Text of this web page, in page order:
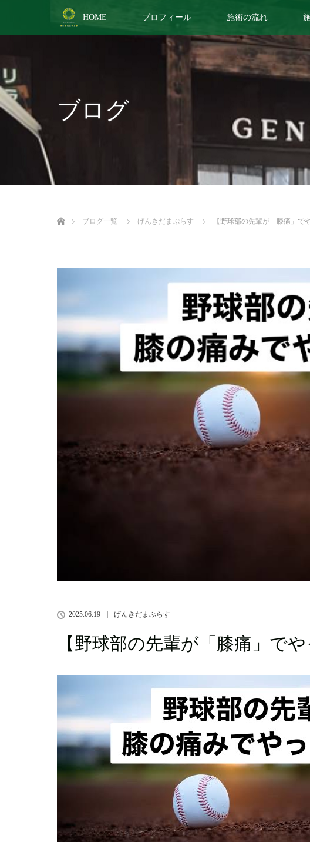
HOME プロフィール 施術の流れ
ブログ
ブログ一覧
げんきだまぷらす 【野球部の先輩が「膝痛」で
2025.06.19 げんきだまぷらす
【野球部の先輩が「膝痛」でや